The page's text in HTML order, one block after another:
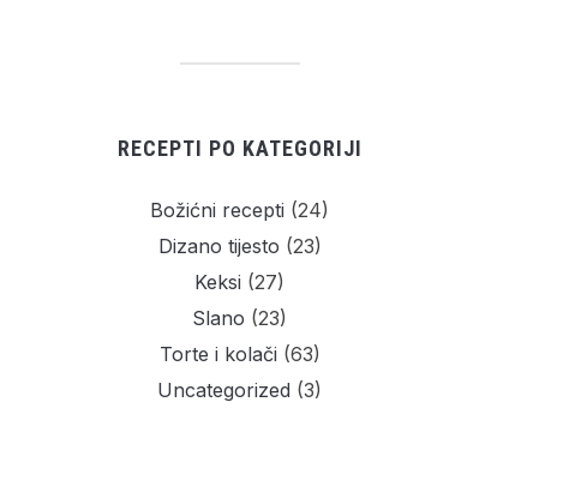
RECEPTI PO KATEGORIJI
Božićni recepti (24)
Dizano tijesto (23)
Keksi (27)
Slano (23)
Torte i kolači (63)
Uncategorized (3)